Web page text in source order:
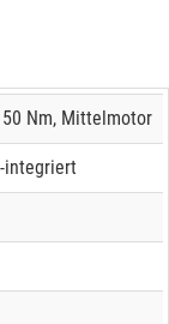
50 Nm, Mittelmotor
integriert